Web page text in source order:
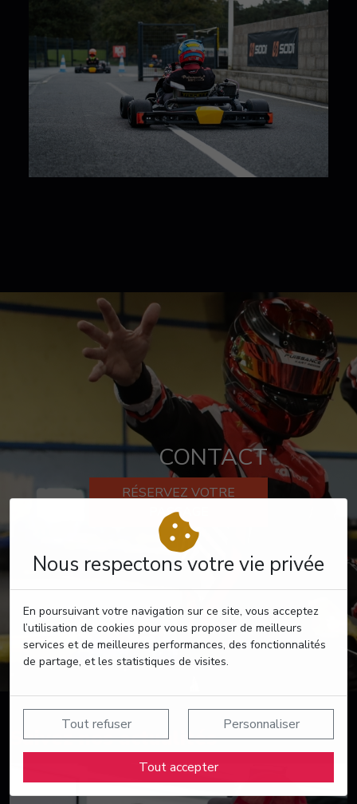
Nous respectons votre vie privée
En poursuivant votre navigation sur ce site, vous acceptez
l’utilisation de cookies pour vous proposer de meilleurs
services et de meilleures performances, des fonctionnalités
de partage, et les statistiques de visites.
Tout refuser Personnaliser
Tout accepter
CONTACT
RÉSERVEZ VOTRE
PASSAGE
Suivez nos actualités